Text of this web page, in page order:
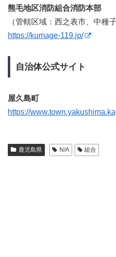
熊毛地区消防組合消防本部
（管轄区域：西之表市、中種
https://kumage-119.jp/
自治体公式サイト
屋久島町
https://
鹿児島県 N/A 組合